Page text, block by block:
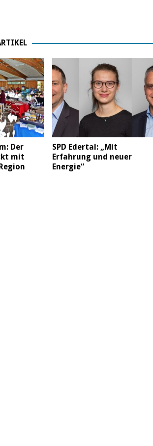
Der
mit
SPD Edertal: „Mit
Erfahrung und neuer
Energie“